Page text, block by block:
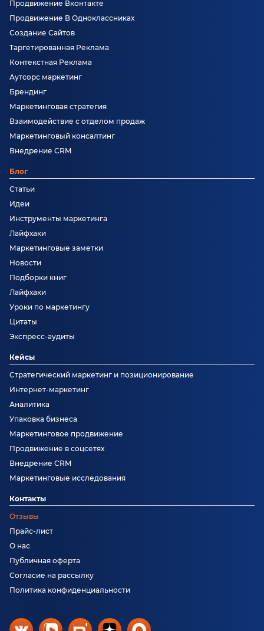
Продвижение Вконтакте
Продвижение В Одноклассниках
Создание Сайтов
Таргетированная Реклама
Контекстная Реклама
Аутсорс маркетинг
Брендинг
Маркетинговая стратегия
Взаимодействие с отделом продаж
Маркетинговый консалтинг
Внедрение CRM
Блог
Статьи
Идеи
Инструменты маркетинга
Лайфхаки
Маркетинговые заметки
Новости
Подборки книг
Лайфхаки
Уроки по маркетингу
Цитаты
Экспресс-аудиты
Кейсы
Стратегический маркетинг и позиционирование
Интернет-маркетинг
Аналитика
Упаковка бизнеса
Маркетинговое продвижение
Продвижение в соцсетях
Внедрение CRM
Маркетинговые исследования
Контакты
Отзывы
Прайс-лист
О нас
Публичная оферта
Согласие на рассылку
Политика конфиденциальности